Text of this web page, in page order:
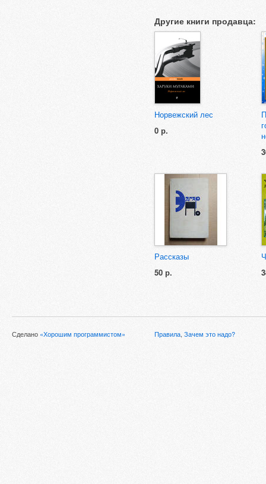
Другие книги продавца:
Норвежский лес
0 р.
Рассказы
50 р.
Сделано «Хорошим программистом» Правила, Зачем это надо?